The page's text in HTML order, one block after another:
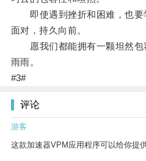
即使遇到挫折和困难，也要
面对，持久向前。
愿我们都能拥有一颗坦然包
雨雨。
#3#
评论
游客
这款加速器VPM应用程序可以给你提